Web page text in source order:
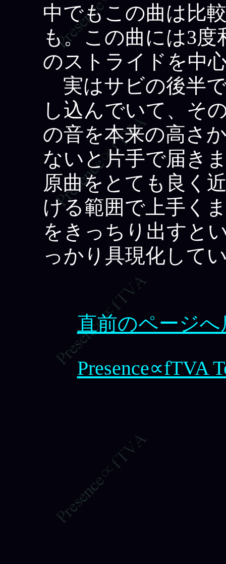
中でもこの曲は比
も。この曲には3
のストライドを中
実はサビの後半
し込んでいて、そ
の音を本来の高さ
ないと片手で届き
原曲をとても良く
ける範囲で上手く
をきっちり出すと
っかり具現化して
直前のページへ
Presence∝fTVA